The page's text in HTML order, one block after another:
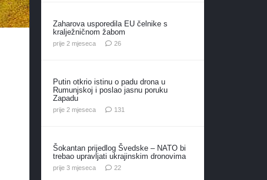
Zaharova usporedila EU čelnike s
kralježničnom žabom
prije 2 mjeseca 26komentara
Putin otkrio istinu o padu drona u
Rumunjskoj i poslao jasnu poruku
Zapadu
prije 2 mjeseca 131
Šokantan prijedlog Švedske – NATO bi
trebao upravljati ukrajinskim dronovima
prije 3 mjeseca 22komentara